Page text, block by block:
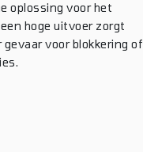
oplossing voor het
hoge uitvoer zorgt
voor blokkering of